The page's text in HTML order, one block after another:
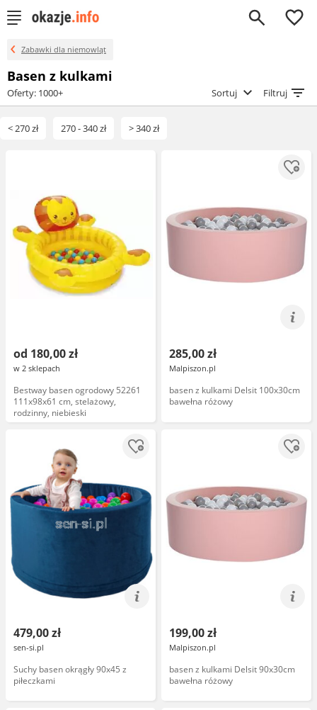
0
Zabawki dla niemowląt
Basen z kulkami
Oferty: 1000+ Sortuj Filtruj
< 270 zł 270 - 340 zł > 340 zł
od 180,00 zł
w 2 sklepach
Bestway basen ogrodowy 52261
111x98x61 cm, stelażowy,
rodzinny, niebieski
285,00 zł
Malpiszon.pl
basen z kulkami Delsit 100x30cm
bawełna różowy
479,00 zł
sen-si.pl
Suchy basen okrągły 90x45 z
piłeczkami
199,00 zł
Malpiszon.pl
basen z kulkami Delsit 90x30cm
bawełna różowy